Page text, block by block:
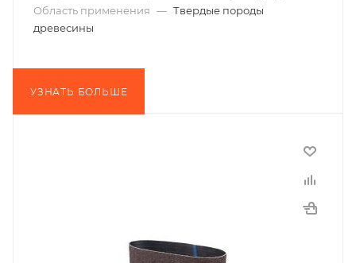
Область применения — Твердые породы
древесины
УЗНАТЬ БОЛЬШЕ